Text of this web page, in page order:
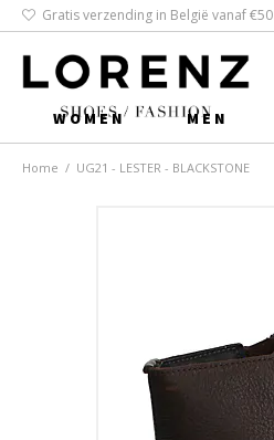
Gratis verzending in België vanaf €50
WOMEN MEN
Home / UG21 - LESTER - BLACKSTONE